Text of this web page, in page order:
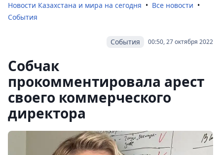
Новости Казахстана и мира на сегодня
Все новости
События
00:50, 27 октября 2022
События
Собчак
прокомментировала арест
своего коммерческого
директора